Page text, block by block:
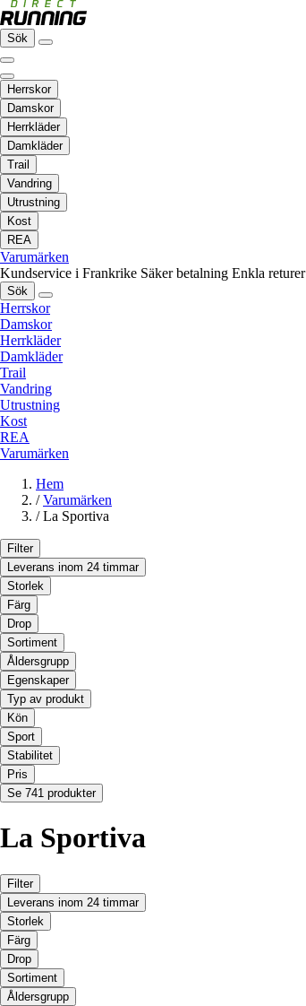
Sök
Herrskor
Damskor
Herrkläder
Damkläder
Trail
Vandring
Utrustning
Kost
REA
Varumärken
Kundservice i Frankrike Säker betalning Enkla returer
Sök
Herrskor
Damskor
Herrkläder
Damkläder
Trail
Vandring
Utrustning
Kost
REA
Varumärken
Hem
/ Varumärken
/ La Sportiva
Filter
Leverans inom 24 timmar
Storlek
Färg
Drop
Sortiment
Åldersgrupp
Egenskaper
Typ av produkt
Kön
Sport
Stabilitet
Pris
Se 741 produkter
La Sportiva
Filter
Leverans inom 24 timmar
Storlek
Färg
Drop
Sortiment
Åldersgrupp